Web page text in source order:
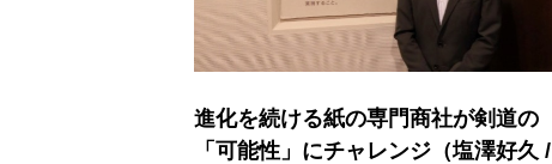
進化を続ける紙の専門商社が剣道の
「可能性」にチャレンジ（塩澤好久 /